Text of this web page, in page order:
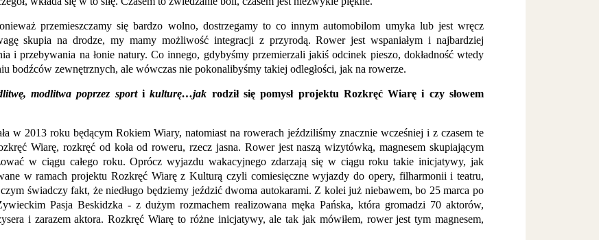
przemieszczamy się bardzo wolno, dostrzegamy to co innym automobilom umyka lub jest wręcz
skupia na drodze, my mamy możliwość integracji z przyrodą. Rower jest wspaniałym i najbardziej
i przebywania na łonie natury. Co innego, gdybyśmy przemierzali jakiś odcinek pieszo, dokładność wtedy
bodźców zewnętrznych, ale wówczas nie pokonalibyśmy takiej odległości, jak na rowerze.
modlitwa poprzez sportikulturę…jak rodził się pomysł projektu Rozkręć Wiarę i czy słowem
w 2013 roku będącym Rokiem Wiary, natomiast na rowerach jeździliśmy znacznie wcześniej i z czasem te
Wiarę, rozkręć od koła od roweru, rzecz jasna. Rower jest naszą wizytówką, magnesem skupiającym
w ciągu całego roku. Oprócz wyjazdu wakacyjnego zdarzają się w ciągu roku takie inicjatywy, jak
w ramach projektu Rozkręć Wiarę z Kulturą czyli comiesięczne wyjazdy do opery, filharmonii i teatru,
świadczy fakt, że niedługo będziemy jeździć dwoma autokarami. Z kolei już niebawem, bo 25 marca po
Pasja Beskidzka - z dużym rozmachem realizowana męka Pańska, która gromadzi 70 aktorów,
i zarazem aktora. Rozkręć Wiarę to różne inicjatywy, ale tak jak mówiłem, rower jest tym magnesem,